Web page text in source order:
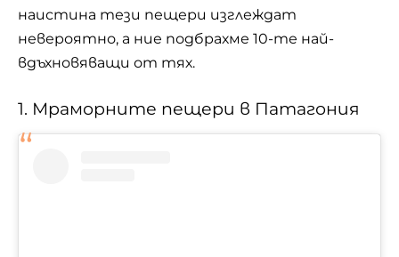
наистина тези пещери изглеждат
невероятно, а ние подбрахме 10-те най-
вдъхновяващи от тях.
1. Мраморните пещери в Патагония